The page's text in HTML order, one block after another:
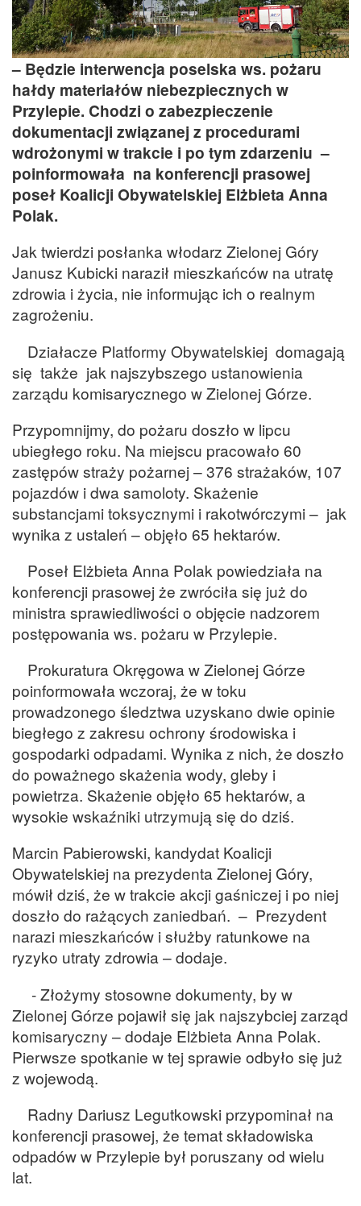
– Będzie interwencja poselska ws. pożaru
hałdy materiałów niebezpiecznych w
Przylepie. Chodzi o zabezpieczenie
dokumentacji związanej z procedurami
wdrożonymi w trakcie i po tym zdarzeniu –
poinformowała na konferencji prasowej
poseł Koalicji Obywatelskiej Elżbieta Anna
Polak.
Jak twierdzi posłanka włodarz Zielonej Góry
Janusz Kubicki naraził mieszkańców na utratę
zdrowia i życia, nie informując ich o realnym
zagrożeniu.
Działacze Platformy Obywatelskiej domagają
się także jak najszybszego ustanowienia
zarządu komisarycznego w Zielonej Górze.
Przypomnijmy, do pożaru doszło w lipcu
ubiegłego roku. Na miejscu pracowało 60
zastępów straży pożarnej – 376 strażaków, 107
pojazdów i dwa samoloty. Skażenie
substancjami toksycznymi i rakotwórczymi – jak
wynika z ustaleń – objęło 65 hektarów.
Poseł Elżbieta Anna Polak powiedziała na
konferencji prasowej że zwróciła się już do
ministra sprawiedliwości o objęcie nadzorem
postępowania ws. pożaru w Przylepie.
Prokuratura Okręgowa w Zielonej Górze
poinformowała wczoraj, że w toku
prowadzonego śledztwa uzyskano dwie opinie
biegłego z zakresu ochrony środowiska i
gospodarki odpadami. Wynika z nich, że doszło
do poważnego skażenia wody, gleby i
powietrza. Skażenie objęło 65 hektarów, a
wysokie wskaźniki utrzymują się do dziś.
Marcin Pabierowski, kandydat Koalicji
Obywatelskiej na prezydenta Zielonej Góry,
mówił dziś, że w trakcie akcji gaśniczej i po niej
doszło do rażących zaniedbań. – Prezydent
narazi mieszkańców i służby ratunkowe na
ryzyko utraty zdrowia – dodaje.
- Złożymy stosowne dokumenty, by w
Zielonej Górze pojawił się jak najszybciej zarząd
komisaryczny – dodaje Elżbieta Anna Polak.
Pierwsze spotkanie w tej sprawie odbyło się już
z wojewodą.
Radny Dariusz Legutkowski przypominał na
konferencji prasowej, że temat składowiska
odpadów w Przylepie był poruszany od wielu
lat.